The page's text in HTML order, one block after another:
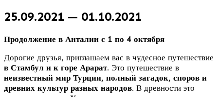
25.09.2021 — 01.10.2021
Продолжение в Анталии с 1 по 4 октября
Дорогие друзья, приглашаем вас в чудесное путешествие
в Стамбул и к горе Арарат. Это путешествие в
неизвестный мир Турции, полный загадок, споров и
древних культур разных народов. В древности это